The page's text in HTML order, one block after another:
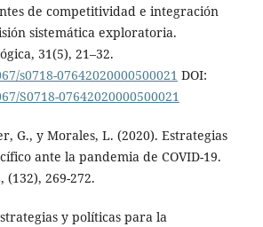
de competitividad e integración
sistemática exploratoria.
31(5), 21–32.
s0718-07642020000500021 DOI:
S0718-07642020000500021
G., y Morales, L. (2020). Estrategias
ante la pandemia de COVID-19.
(132), 269-272.
y políticas para la